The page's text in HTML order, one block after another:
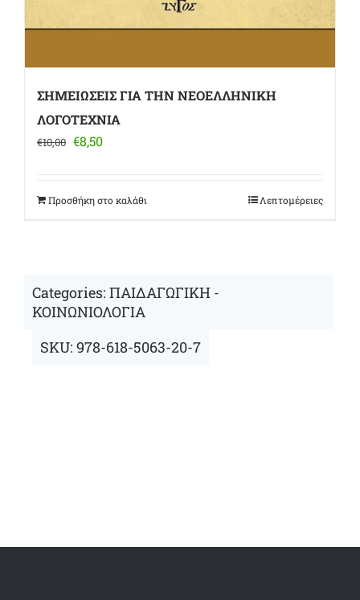
ΣΗΜΕΙΩΣΕΙΣ ΓΙΑ ΤΗΝ ΝΕΟΕΛΛΗΝΙΚΗ
ΛΟΓΟΤΕΧΝΙΑ
€10,00 Original
€10,00.
€8,50Η
είναι:
Προσθήκη στο καλάθι Λεπτομέρειες
Categories: ΠΑΙΔΑΓΩΓΙΚΗ -
ΚΟΙΝΩΝΙΟΛΟΓΙΑ
SKU: 978-618-5063-20-7